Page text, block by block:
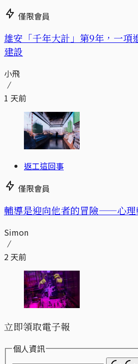
僅限會員
雄安「千年大計」第9年，一項
建設
小飛
1 天前
返工這回事
僅限會員
輔導是迎向他者的冒險——心理
Simon
2 天前
立即領取電子報
個人資訊